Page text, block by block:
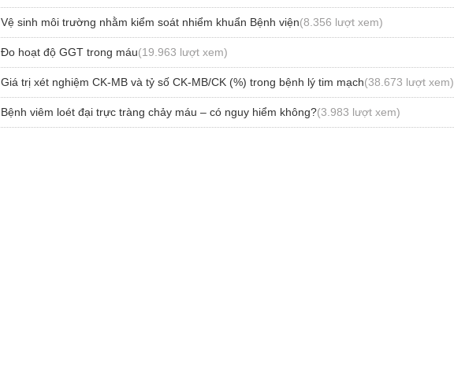
Vệ sinh môi trường nhằm kiểm soát nhiểm khuẩn Bệnh viện(8.356 lượt xem)
Đo hoạt độ GGT trong máu(19.963 lượt xem)
Giá trị xét nghiệm CK-MB và tỷ số CK-MB/CK (%) trong bệnh lý tim mạch(38.673 lượt xem)
Bệnh viêm loét đại trực tràng chảy máu – có nguy hiểm không?(3.983 lượt xem)